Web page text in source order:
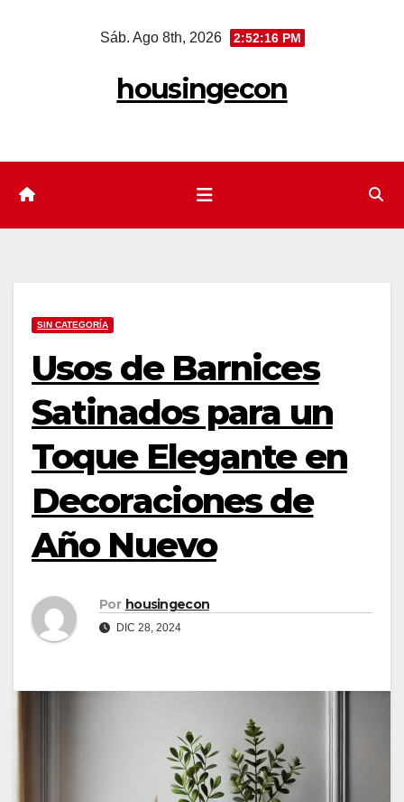
Sáb. Ago 8th, 2026 2:52:17 PM
housingecon
SIN CATEGORÍA
Usos de Barnices
Satinados para un
Toque Elegante en
Decoraciones de
Año Nuevo
Por housingecon
DIC 28, 2024